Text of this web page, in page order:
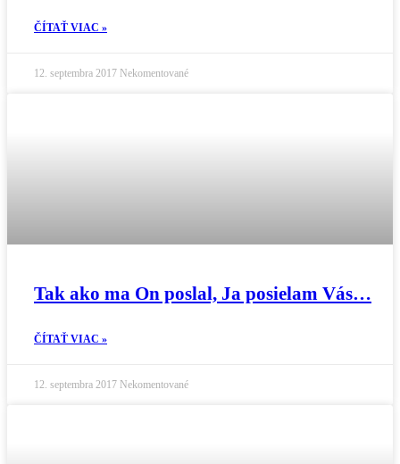
ČÍTAŤ VIAC »
12. septembra 2017 Nekomentované
Tak ako ma On poslal, Ja posielam Vás…
ČÍTAŤ VIAC »
12. septembra 2017 Nekomentované